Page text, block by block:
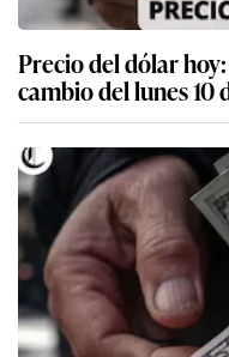
Precio del dólar
cambio del lunes 10